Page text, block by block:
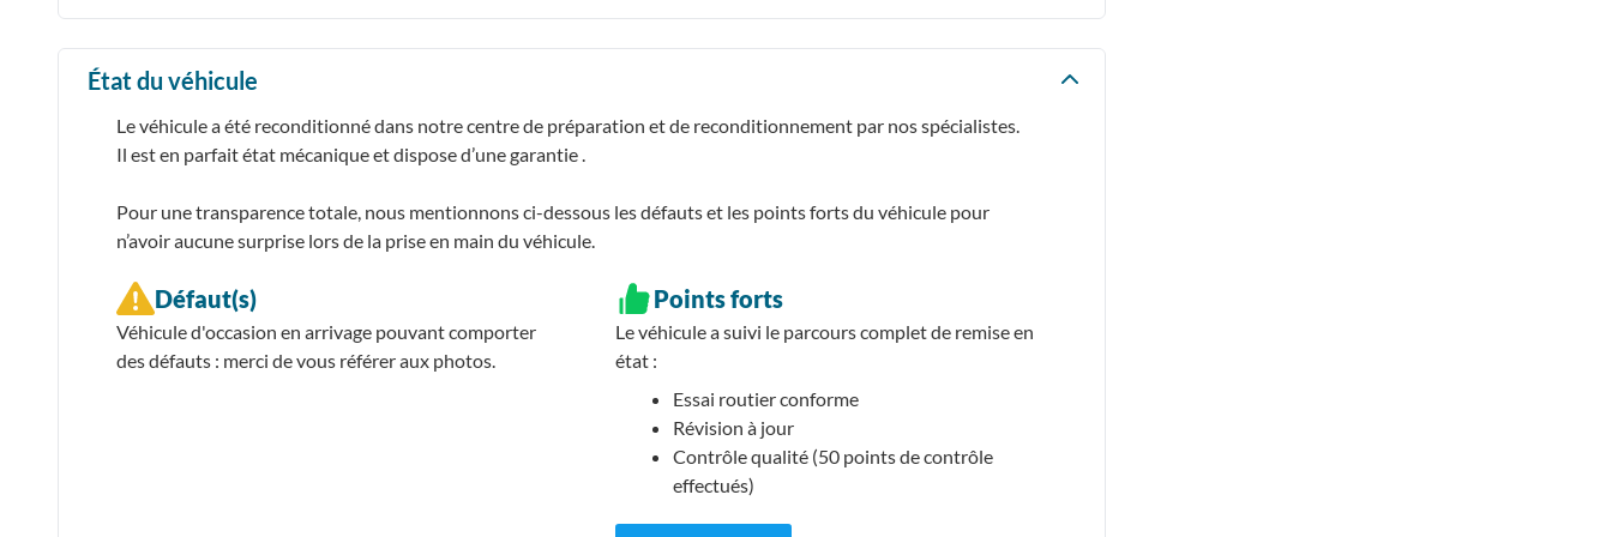
État du véhicule
Le véhicule a été reconditionné dans notre centre de préparation et de reconditionnement par nos spécialistes.
Il est en parfait état mécanique et dispose d’une garantie.
Pour une transparence totale, nous mentionnons ci-dessous les défauts et les points forts du véhicule pour
n’avoir aucune surprise lors de la prise en main du véhicule.
Défaut(s)
Véhicule d'occasion en arrivage pouvant comporter
des défauts : merci de vous référer aux photos.
Points forts
Le véhicule a suivi le parcours complet de remise en
état :
Essai routier conforme
Révision à jour
Contrôle qualité (50 points de contrôle
effectués)